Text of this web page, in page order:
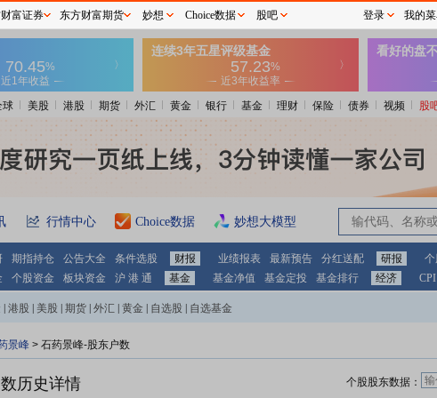
球 美股 港股 期货 外汇 黄金 银行 基金 理财 保险 债券 视频 股
行情中心 Choice数据 妙想大模型
期指持仓 公告大全 条件选股 财报 业绩报表 最新预告 分红送配 研报 个
个股资金 板块资金 沪 港 通 基金 基金净值 基金定投 基金排行 经济 CPI
港股 美股 期货 外汇 黄金 自选股 自选基金
景峰 > 石药景峰-股东户数
历史详情 个股股东数据：
富证券 东方财富期货 妙想 Choice数据 股吧 登录 我的